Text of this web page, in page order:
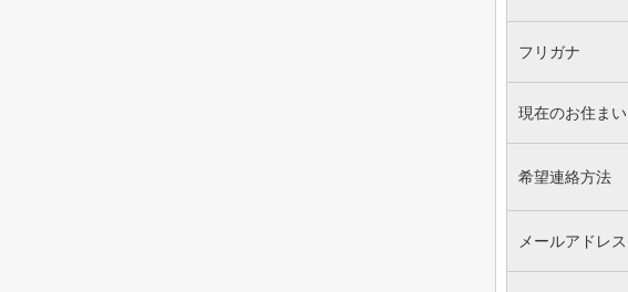
フリガナ
現在のお住まい
希望連絡方法
メールアドレス